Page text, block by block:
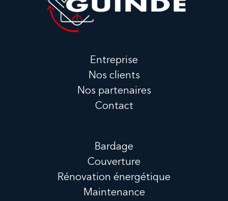
Entreprise
Nos clients
Nos partenaires
Contact
Bardage
Couverture
Rénovation énergétique
Maintenance